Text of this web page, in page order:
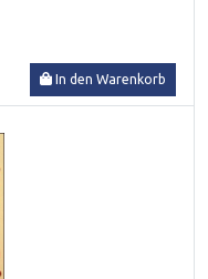
In den Warenkorb